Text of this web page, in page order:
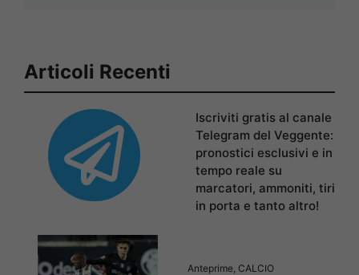
Articoli Recenti
Iscriviti gratis al canale
Telegram del Veggente:
pronostici esclusivi e in
tempo reale su
marcatori, ammoniti, tiri
in porta e tanto altro!
Anteprime CALCIO